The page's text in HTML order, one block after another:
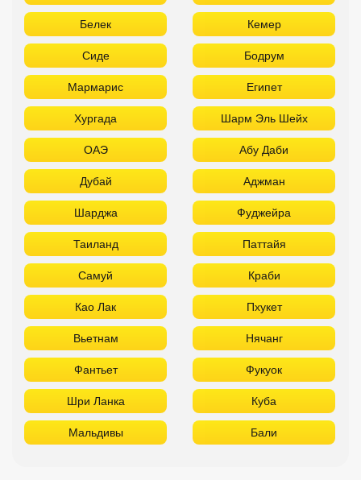
Белек Кемер
Сиде Бодрум
Мармарис Египет
Хургада Шарм Эль Шейх
ОАЭ Абу Даби
Дубай Аджман
Шарджа Фуджейра
Таиланд Паттайя
Самуй Краби
Као Лак Пхукет
Вьетнам Нячанг
Фантьет Фукуок
Шри Ланка Куба
Мальдивы Бали